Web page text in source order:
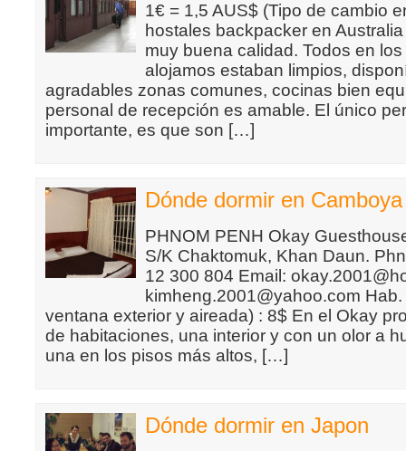
1€ = 1,5 AUS$ (Tipo de cambio
hostales backpacker en
muy buena calidad. Todos en
alojamos estaban limpios,
agradables zonas comunes, cocinas bien
personal de recepción es amable. El único
importante, es que son […]
Dónde dormir en Camboya
PHNOM PENH Okay
S/K Chaktomuk, Khan Daun.
12 300 804 Email:
kimheng.2001@yahoo.com
ventana exterior y aireada) : 8$ En el Okay
de habitaciones, una interior y con un olor a
una en los pisos más altos, […]
Dónde dormir en Japon